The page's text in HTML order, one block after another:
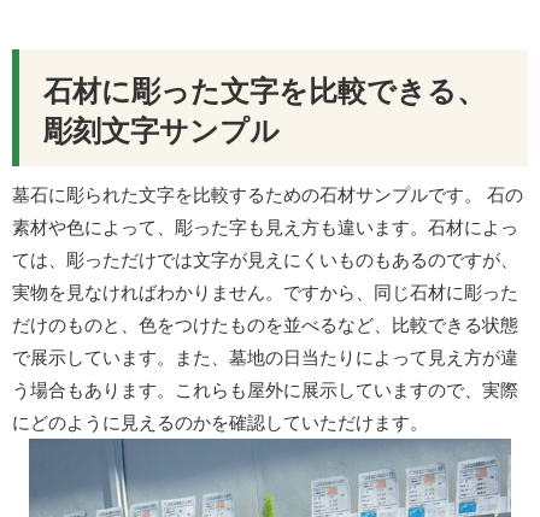
石材に彫った文字を比較できる、
彫刻文字サンプル
墓石に彫られた文字を比較するための石材サンプルです。 石の
素材や色によって、彫った字も見え方も違います。石材によっ
ては、彫っただけでは文字が見えにくいものもあるのですが、
実物を見なければわかりません。ですから、同じ石材に彫った
だけのものと、色をつけたものを並べるなど、比較できる状態
で展示しています。また、墓地の日当たりによって見え方が違
う場合もあります。これらも屋外に展示していますので、実際
にどのように見えるのかを確認していただけます。